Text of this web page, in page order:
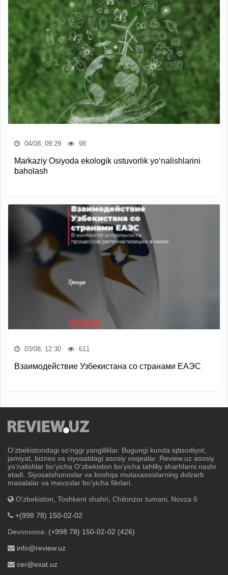
04/08, 09:29 98
Markaziy Osiyoda ekologik ustuvorlik yo‘nalishlarini
baholash
03/08, 12:30 611
Взаимодействие Узбекистана со странами ЕАЭС
Oʼzbekistondagi soʼnggi yangiliklar. Bugungi kunda iqtisodiyot,
jamiyat, biznes va siyosatdagi asosiy voqealar. Review.uz asosiy
yoʼnalishlar boʼyicha Oʼzbekiston boʼyicha tahliliy sharhlarni nashr
etadi. Siyosatshunoslar va boshqa mutaxassislarning dolzarb
masalalar va mavzular boʼyicha fikrlari.
O'zbekiston, Toshkent shahri, Chilonzor tumani, Novza 6
+(998 78) 150-02-02
Devonxona: (+998 78) 150-02-02 (426)
info@review.uz
cer@exat.uz